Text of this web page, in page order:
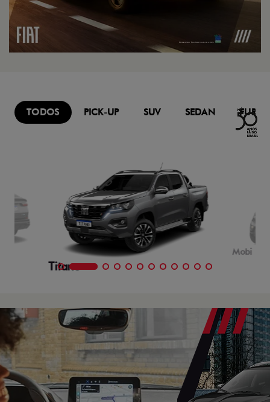
TODOS PICK-UP SUV SEDAN
Titano
Mobi